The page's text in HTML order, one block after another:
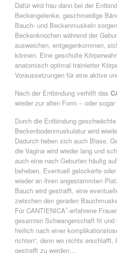
Dafür wird frau dann bei der
Beckengelenke, geschmeidige
Bauch- und Beckenmuskeln
Beckenknochen während der
ausweichen, entgegenkommen,
können. Eine geschulte
anatomisch optimal trainierter
Voraussetzungen für eine aktive
Nach der Entbindung verhilft das
wieder zur alten Form − oder
Durch die Entbindung
Beckenbodenmuskulatur wird
Dadurch heben sich auch Blase,
die Vagina wird wieder lang und
auch eine nach Geburten häufig
beheben. Eventuell gelockerte
wieder an ihren angestammten
Bauch wird gestrafft, eine
zwischen den geraden
Für CANTIENICA®-erfahrene
gesamten Schwangerschaft fit
freilich nach einer
richten“, denn wo nichts
gestrafft zu werden…